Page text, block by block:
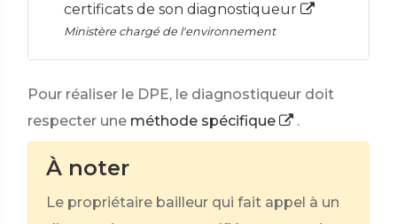
certificats de son diagnostiqueur
Ministère chargé de l'environnement
Pour réaliser le DPE, le diagnostiqueur doit
respecter une méthode spécifique .
À noter
Le propriétaire bailleur qui fait appel à un